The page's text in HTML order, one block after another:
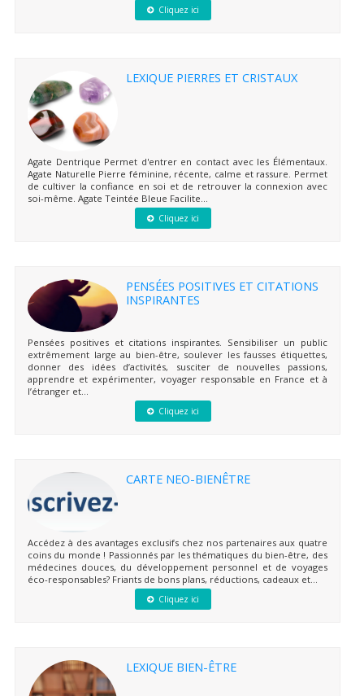
Cliquez ici
LEXIQUE PIERRES ET CRISTAUX
Agate Dentrique Permet d'entrer en contact avec les Élémentaux.
Agate Naturelle Pierre féminine, récente, calme et rassure. Permet
de cultiver la confiance en soi et de retrouver la connexion avec
soi-même. Agate Teintée Bleue Facilite...
Cliquez ici
PENSÉES POSITIVES ET CITATIONS
INSPIRANTES
Pensées positives et citations inspirantes. Sensibiliser un public
extrêmement large au bien-être, soulever les fausses étiquettes,
donner des idées d’activités, susciter de nouvelles passions,
apprendre et expérimenter, voyager responsable en France et à
l’étranger et...
Cliquez ici
CARTE NEO-BIENÊTRE
Accédez à des avantages exclusifs chez nos partenaires aux quatre
coins du monde ! Passionnés par les thématiques du bien-être, des
médecines douces, du développement personnel et de voyages
éco-responsables? Friants de bons plans, réductions, cadeaux et...
Cliquez ici
LEXIQUE BIEN-ÊTRE